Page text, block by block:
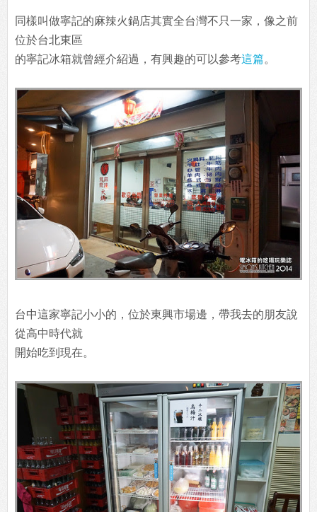
同樣叫做寧記的麻辣火鍋店其實全台灣不只一家，像之前
位於台北東區
的寧記冰箱就曾經介紹過，有興趣的可以參考這篇。
台中這家寧記小小的，位於東興市場邊，帶我去的朋友說
從高中時代就
開始吃到現在。